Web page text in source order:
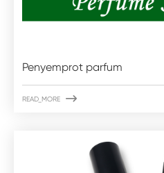
Penyemprot parfum
READ_MORE 